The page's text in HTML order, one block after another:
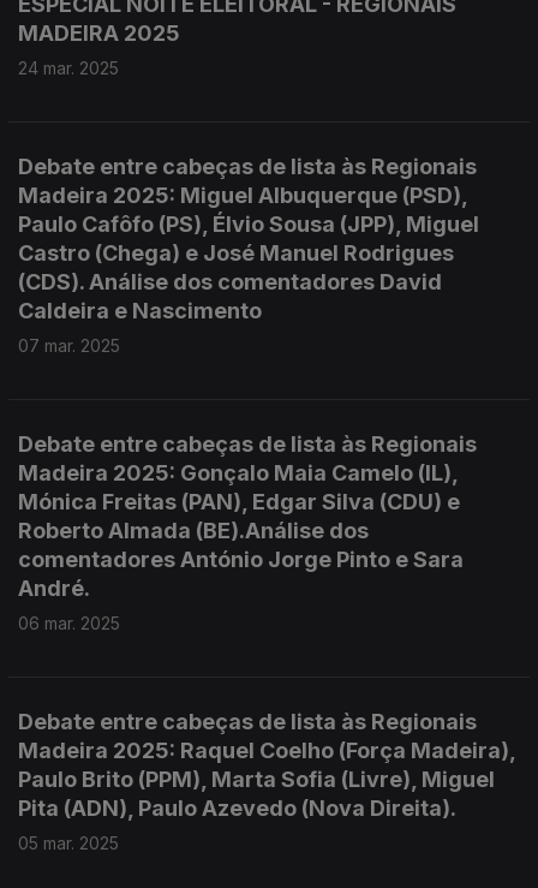
MADEIRA 2025
24 mar. 2025
Debate entre cabeças de lista às Regionais
Madeira 2025: Miguel Albuquerque (PSD),
Paulo Cafôfo (PS), Élvio Sousa (JPP), Miguel
Castro (Chega) e José Manuel Rodrigues
(CDS). Análise dos comentadores David
Caldeira e Nascimento
07 mar. 2025
Debate entre cabeças de lista às Regionais
Madeira 2025: Gonçalo Maia Camelo (IL),
Mónica Freitas (PAN), Edgar Silva (CDU) e
Roberto Almada (BE).Análise dos
comentadores António Jorge Pinto e Sara
André.
06 mar. 2025
Debate entre cabeças de lista às Regionais
Madeira 2025: Raquel Coelho (Força Madeira),
Paulo Brito (PPM), Marta Sofia (Livre), Miguel
Pita (ADN), Paulo Azevedo (Nova Direita).
05 mar. 2025